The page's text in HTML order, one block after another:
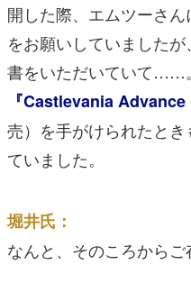
開した際、エムツーさ
をお願いしていました
書をいただいていて……
『Castlevania Advance
売）を手がけられたと
ていました。
堀井氏：
なんと、そのころからご